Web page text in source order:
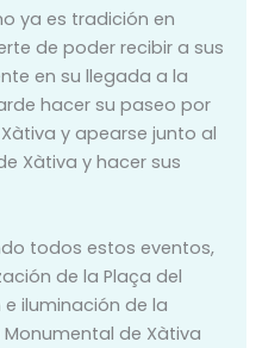
ya es tradición en
de poder recibir a sus
en su llegada a la
hacer su paseo por
y apearse junto al
Xàtiva y hacer sus
todos estos eventos,
de la Plaça del
iluminación de la
de Xàtiva